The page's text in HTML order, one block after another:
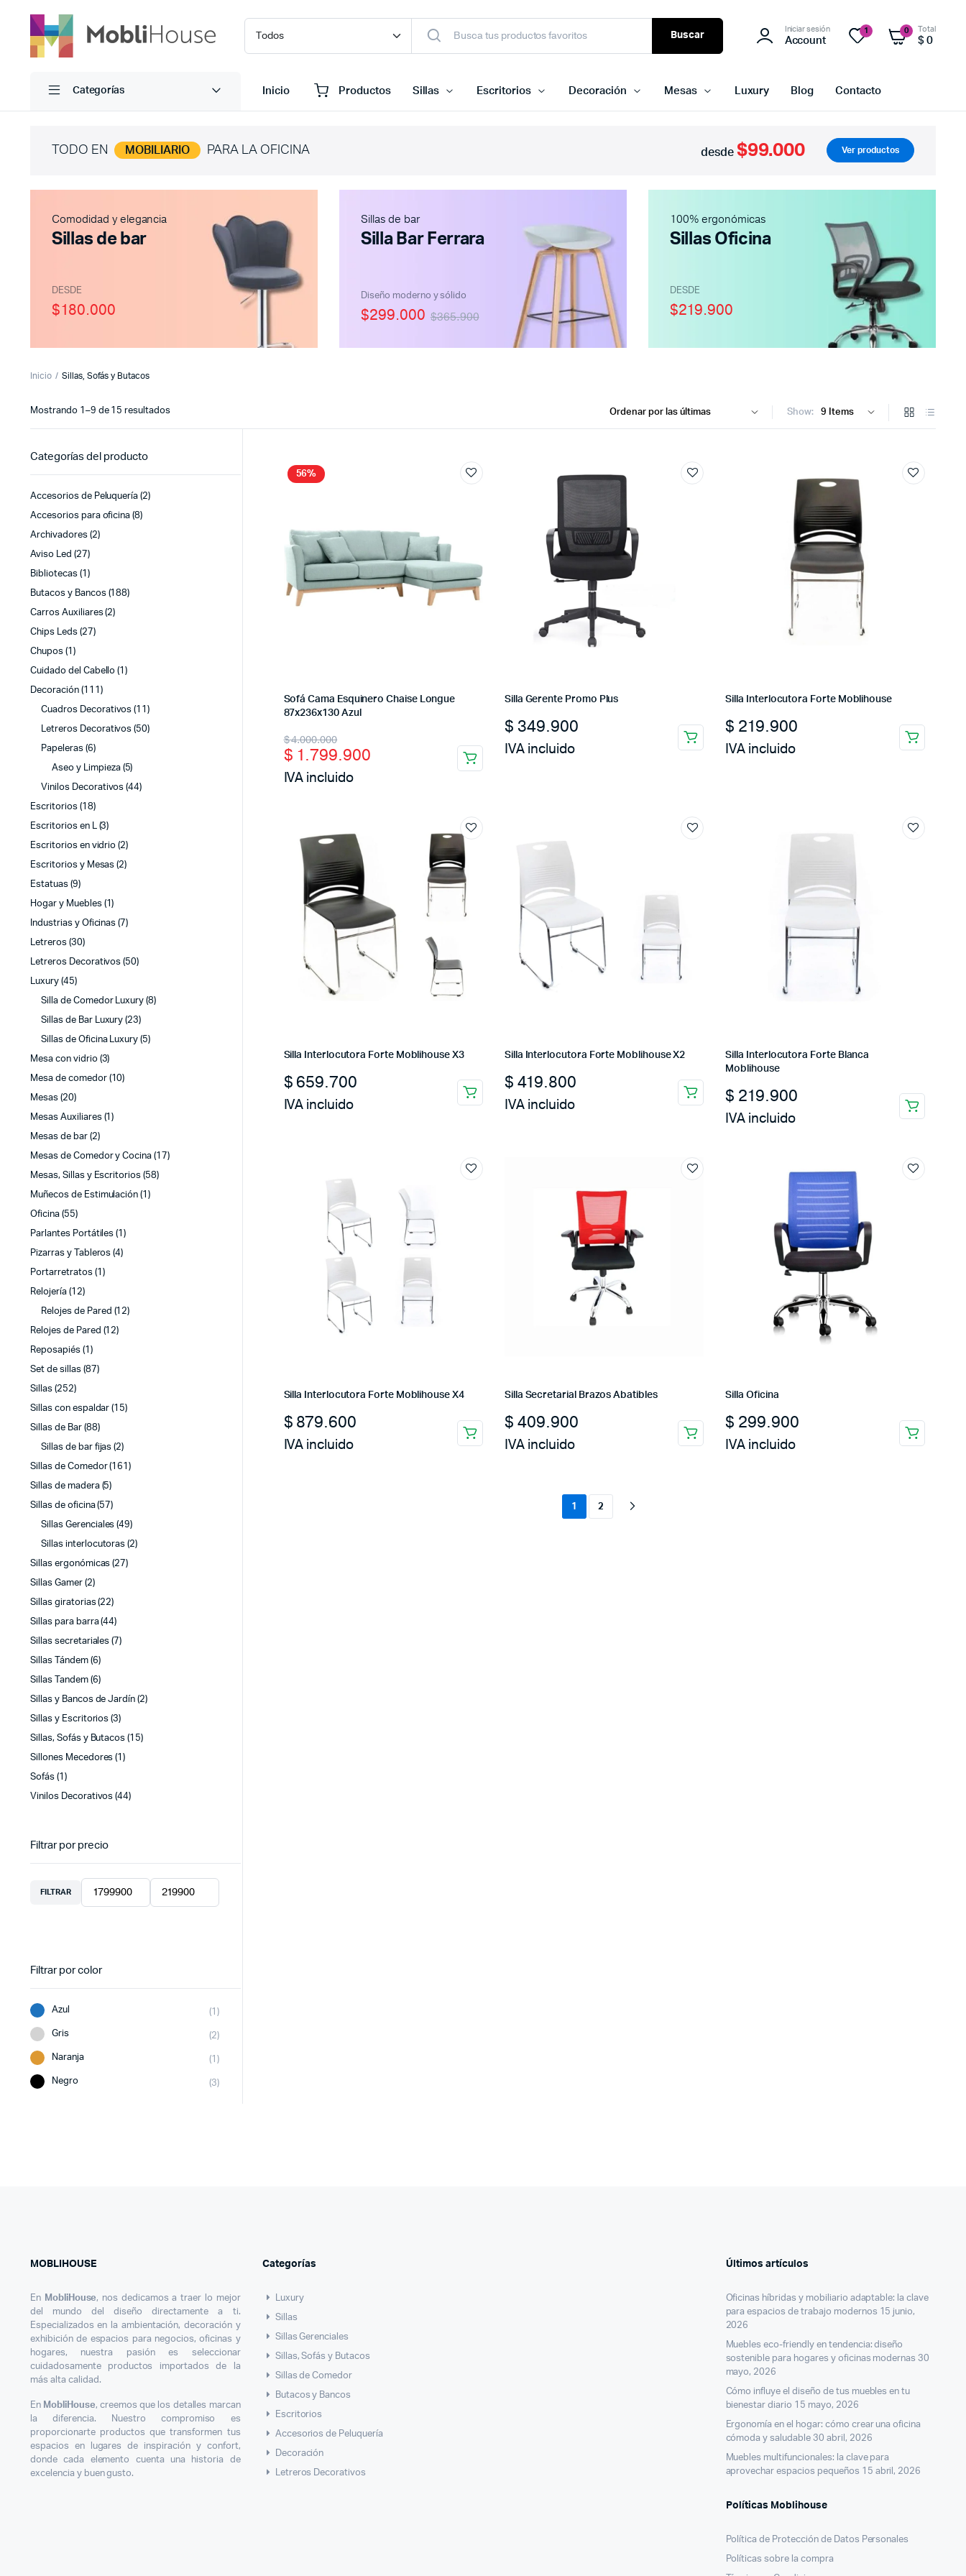
Buscar
Iniciar sesión
Account
1 0 Total
$ 0
Categorías Inicio Productos Sillas Escritorios Decoración Mesas Luxury Blog Contacto
TODO EN MOBILIARIO PARA LA OFICINA desde $99.000 Ver productos
Comodidad y elegancia
Sillas de bar
DESDE
$180.000
Sillas de bar
Silla Bar Ferrara
Diseño moderno y sólido
$365.900
$299.000
100% ergonómicas
Sillas Oficina
DESDE
$219.900
Inicio Sillas, Sofás y Butacos
Show:
Mostrando 1–9 de 15 resultadosSorted
56%
Sofá Cama Esquinero Chaise Longue
87x236x130 Azul
$4.000.000
Original
price
was:
$ 1.799.900
Current
price
is:
IVA incluido
Silla Gerente Promo Plus
$ 349.900
IVA incluido
Silla Interlocutora Forte Moblihouse
$ 219.900
IVA incluido
Silla Interlocutora Forte Moblihouse X3
$ 659.700
IVA incluido
Silla Interlocutora Forte Moblihouse X2
$ 419.800
IVA incluido
Silla Interlocutora Forte Blanca
Moblihouse
$ 219.900
IVA incluido
Silla Interlocutora Forte Moblihouse X4
$ 879.600
IVA incluido
Silla Secretarial Brazos Abatibles
$ 409.900
IVA incluido
Silla Oficina
$ 299.900
IVA incluido
1 2
Categorías del producto
Accesorios de Peluquería (2)
Accesorios para oficina (8)
Archivadores (2)
Aviso Led (27)
Bibliotecas (1)
Butacos y Bancos (188)
Carros Auxiliares (2)
Chips Leds (27)
Chupos (1)
Cuidado del Cabello (1)
Decoración (111)
Cuadros Decorativos (11)
Letreros Decorativos (50)
Papeleras (6)
Aseo y Limpieza (5)
Vinilos Decorativos (44)
Escritorios (18)
Escritorios en L (3)
Escritorios en vidrio (2)
Escritorios y Mesas (2)
Estatuas (9)
Hogar y Muebles (1)
Industrias y Oficinas (7)
Letreros (30)
Letreros Decorativos (50)
Luxury (45)
Silla de Comedor Luxury (8)
Sillas de Bar Luxury (23)
Sillas de Oficina Luxury (5)
Mesa con vidrio (3)
Mesa de comedor (10)
Mesas (20)
Mesas Auxiliares (1)
Mesas de bar (2)
Mesas de Comedor y Cocina (17)
Mesas, Sillas y Escritorios (58)
Muñecos de Estimulación (1)
Oficina (55)
Parlantes Portátiles (1)
Pizarras y Tableros (4)
Portarretratos (1)
Relojería (12)
Relojes de Pared (12)
Relojes de Pared (12)
Reposapiés (1)
Set de sillas (87)
Sillas (252)
Sillas con espaldar (15)
Sillas de Bar (88)
Sillas de bar fijas (2)
Sillas de Comedor (161)
Sillas de madera (5)
Sillas de oficina (57)
Sillas Gerenciales (49)
Sillas interlocutoras (2)
Sillas ergonómicas (27)
Sillas Gamer (2)
Sillas giratorias (22)
Sillas para barra (44)
Sillas secretariales (7)
Sillas Tándem (6)
Sillas Tandem (6)
Sillas y Bancos de Jardín (2)
Sillas y Escritorios (3)
Sillas, Sofás y Butacos (15)
Sillones Mecedores (1)
Sofás (1)
Vinilos Decorativos (44)
Filtrar por precio
FILTRAR
Filtrar por color
Azul (1)
Gris (2)
Naranja (1)
Negro (3)
MOBLIHOUSE
En MobliHouse, nos dedicamos a traer lo mejor
del mundo del diseño directamente a ti.
Especializados en la ambientación, decoración y
exhibición de espacios para negocios, oficinas y
hogares, nuestra pasión es seleccionar
cuidadosamente productos importados de la
más alta calidad.
En MobliHouse, creemos que los detalles marcan
la diferencia. Nuestro compromiso es
proporcionarte productos que transformen tus
espacios en lugares de inspiración y confort,
donde cada elemento cuenta una historia de
excelencia y buen gusto.
Categorías
Luxury
Sillas
Sillas Gerenciales
Sillas, Sofás y Butacos
Sillas de Comedor
Butacos y Bancos
Escritorios
Accesorios de Peluquería
Decoración
Letreros Decorativos
Últimos artículos
Oficinas híbridas y mobiliario adaptable: la clave
para espacios de trabajo modernos 15 junio,
2026
Muebles eco-friendly en tendencia: diseño
sostenible para hogares y oficinas modernas 30
mayo, 2026
Cómo influye el diseño de tus muebles en tu
bienestar diario 15 mayo, 2026
Ergonomía en el hogar: cómo crear una oficina
cómoda y saludable 30 abril, 2026
Muebles multifuncionales: la clave para
aprovechar espacios pequeños 15 abril, 2026
Políticas Moblihouse
Política de Protección de Datos Personales
Políticas sobre la compra